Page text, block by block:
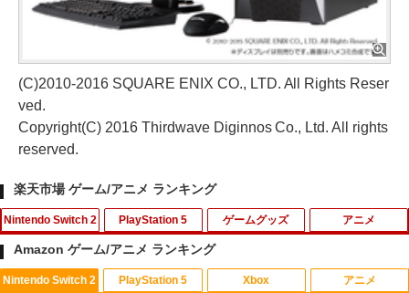
(C)2010-2016 SQUARE ENIX CO., LTD. All Rights Reser
ved.
Copyright(C) 2016 Thirdwave Diginnos Co., Ltd. All rights
reserved.
楽天市場 ゲーム/アニメ ランキング
Nintendo Switch 2 PlayStation 5 ゲームグッズ アニメ
Amazon ゲーム/アニメ ランキング
Nintendo Switch 2 PlayStation 5 Xbox アニメ